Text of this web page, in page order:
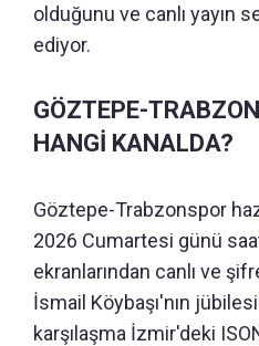
olduğunu ve canlı yayın
ediyor.
GÖZTEPE-
HANGİ KANALDA?
Göztepe-Trabzonspor
2026 Cumartesi günü
ekranlarından canlı ve
İsmail Köybaşı'nın
karşılaşma İzmir'deki